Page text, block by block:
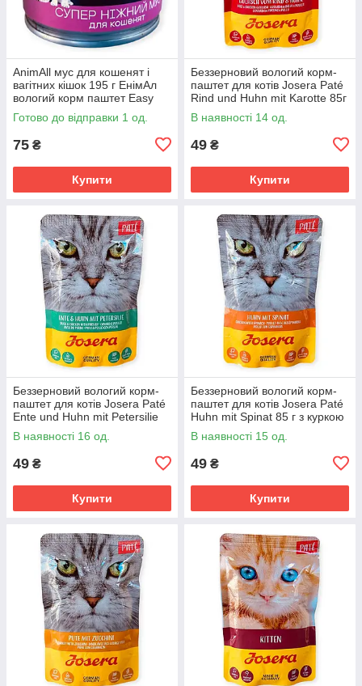
AnimAll мус для кошенят і
вагітних кішок 195 г ЕнімАл
вологий корм паштет Easy
Start для легкого старту
Готово до відправки 1 од.
75 ₴
Купити
Беззерновий вологий корм-
паштет для котів Josera Paté
Rind und Huhn mit Karotte 85г
з яловичиною та куркою з
морквою, псиліумом
В наявності 14 од.
49 ₴
Купити
Беззерновий вологий корм-
паштет для котів Josera Paté
Ente und Huhn mit Petersilie
85г качка та курка з
петрушкою, псиліумом
В наявності 16 од.
49 ₴
Купити
Беззерновий вологий корм-
паштет для котів Josera Paté
Huhn mit Spinat 85 г з куркою
зі шпинатом, псиліумом та
лососевою олією
В наявності 15 од.
49 ₴
Купити